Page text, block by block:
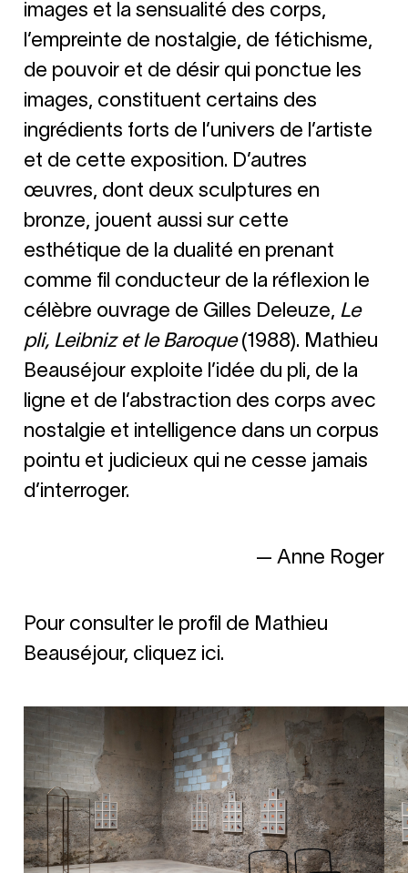
images et la sensualité des corps,
l’empreinte de nostalgie, de fétichisme,
de pouvoir et de désir qui ponctue les
images, constituent certains des
ingrédients forts de l’univers de l’artiste
et de cette exposition. D’autres
œuvres, dont deux sculptures en
bronze, jouent aussi sur cette
esthétique de la dualité en prenant
comme fil conducteur de la réflexion le
célèbre ouvrage de Gilles Deleuze, Le
pli, Leibniz et le Baroque (1988). Mathieu
Beauséjour exploite l’idée du pli, de la
ligne et de l’abstraction des corps avec
nostalgie et intelligence dans un corpus
pointu et judicieux qui ne cesse jamais
d’interroger.
— Anne Roger
Pour consulter le profil de Mathieu
Beauséjour, cliquez ici.